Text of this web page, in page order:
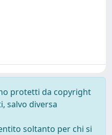
protetti da copyright
salvo diversa
soltanto per chi si